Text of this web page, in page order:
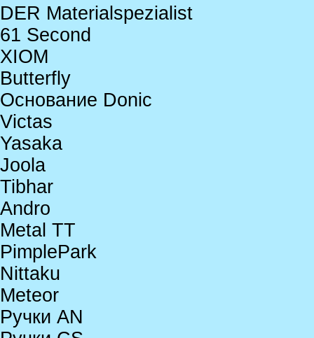
DER Materialspezialist
61 Second
XIOM
Butterfly
Основание Donic
Victas
Yasaka
Joola
Tibhar
Andro
Metal TT
PimplePark
Nittaku
Meteor
Ручки AN